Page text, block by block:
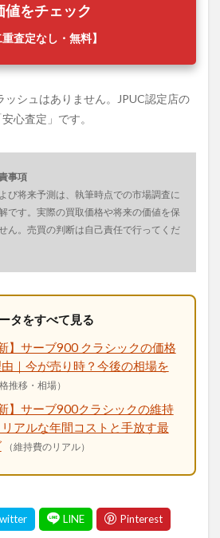
値をチェック
重査定なし・無料】
シュはありません。JPUC認定店の
安心査定」です。
事項
び将来予測は、執筆時点での市場調査に
です。実際の買取価格や将来の価値を保
ん。売買の判断は自己責任で行ってくだ
タをすべて見る
】サーブ900 クラシックの価格
｜今が売り時？今後の相場を
格推移・相場）
】サーブ900クラシックの維持
アルな年間コストと手放す最
（維持費のリアル）